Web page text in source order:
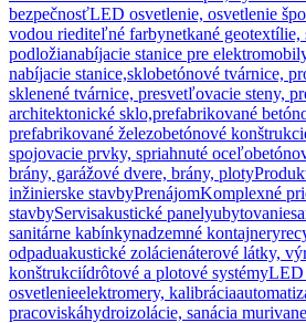
bezpečnosťLED osvetlenie, osvetlenie
vodou riediteľné farbynetkané geotextílie,
podložianabíjacie stanice pre
nabíjacie stanice,sklobetónové tvárnice,
sklenené tvárnice, presvetľovacie steny,
architektonické sklo,prefabrikované
prefabrikované železobetónové
spojovacie prvky, spriahnuté
brány, garážové dvere, brány, ploty
inžinierske stavbyPrenájomKomplexné
stavbyServisakustické panelyubytovanie
sanitárne kabínkynadzemné kontajnery
odpaduakustické zolácienáterové látky,
konštrukciídrôtové a plotové systémyLED
osvetlenieelektromery, kalibrácia
pracoviskáhydroizolácie, sanácia muriva